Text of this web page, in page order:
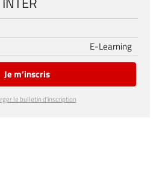
E-Learning
Je m’inscris
le bulletin d’inscription